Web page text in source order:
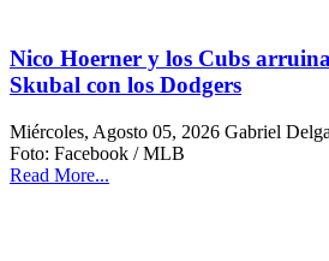
Nico Hoerner y los Cubs
Skubal con los Dodgers
Miércoles, Agosto 05, 2026 Gabriel
Foto: Facebook / MLB
Read More...